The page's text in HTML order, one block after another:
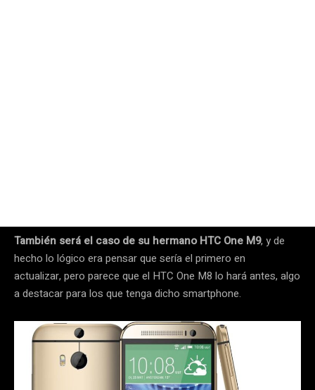
También será el caso de su hermano HTC One M9, y de
hecho lo lógico era pensar que sería el primero en
actualizar, pero parece que el HTC One M8 lo hará antes, algo
a destacar para los que tenga dicho smartphone.